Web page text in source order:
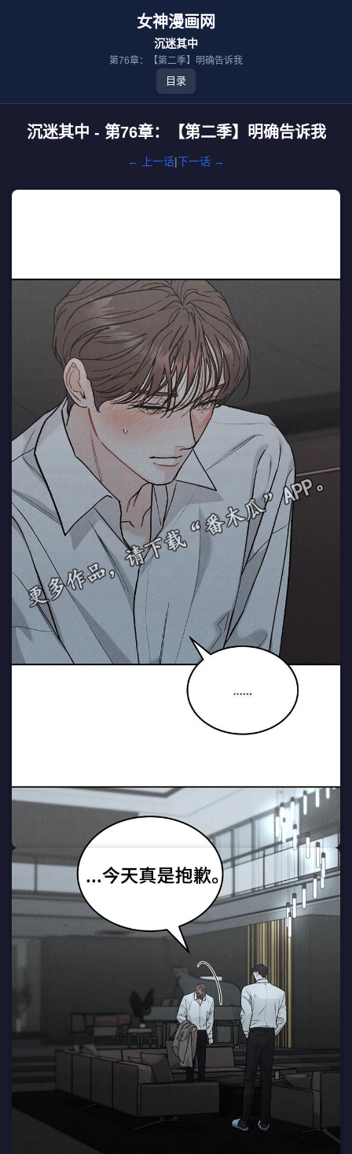
女神漫画网
沉迷其中
第76章：【第二季】明确告诉我
目录
沉迷其中 - 第76章：【第二季】明确告诉我
← 上一话|下一话 →